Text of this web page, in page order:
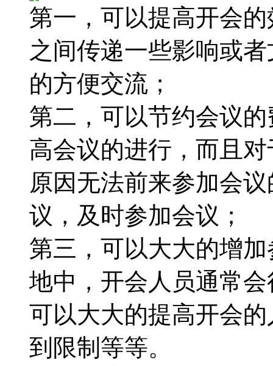
第一，可以提高开会
之间传递一些影响或
的方便交流；
第二，可以节约会议
高会议的进行，而且
原因无法前来参加会
议，及时参加会议；
第三，可以大大的增
地中，开会人员通常
可以大大的提高开会
到限制等等。